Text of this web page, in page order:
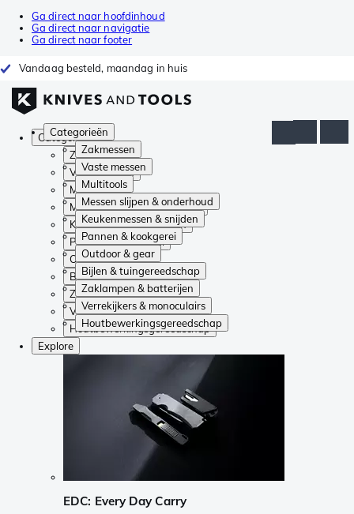
Ga direct naar hoofdinhoud
Ga direct naar navigatie
Ga direct naar footer
Vandaag besteld, maandag in huis
Categorieën
Zakmessen
Vaste messen
Multitools
Messen slijpen & onderhoud
Keukenmessen & snijden
Pannen & kookgerei
Outdoor & gear
Bijlen & tuingereedschap
Zaklampen & batterijen
Verrekijkers & monoculairs
Houtbewerkingsgereedschap
Categorieën
Zakmessen
Vaste messen
Multitools
Messen slijpen & onderhoud
Keukenmessen & snijden
Pannen & kookgerei
Outdoor & gear
Bijlen & tuingereedschap
Zaklampen & batterijen
Verrekijkers & monoculairs
Houtbewerkingsgereedschap
Explore
EDC: Every Day Carry